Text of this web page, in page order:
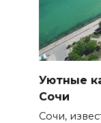
Уютные
Сочи
Сочи,